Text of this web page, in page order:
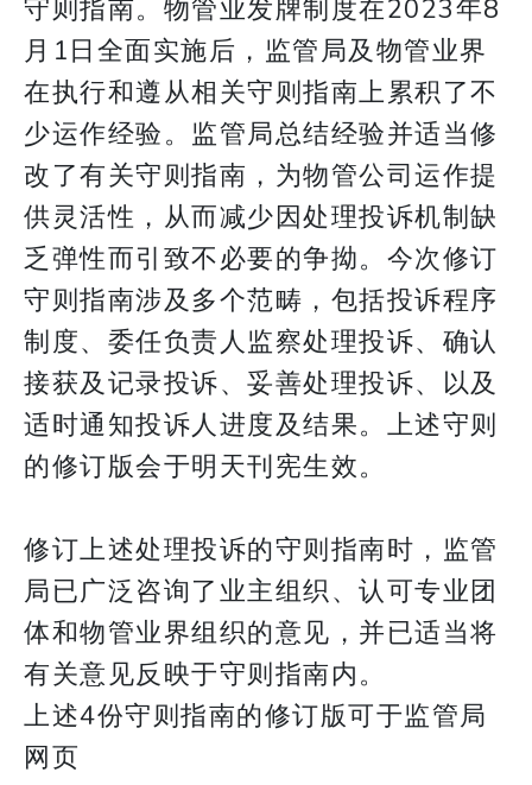
守则指南。物管业发牌制度在2023年8
月1日全面实施后，监管局及物管业界
在执行和遵从相关守则指南上累积了不
少运作经验。监管局总结经验并适当修
改了有关守则指南，为物管公司运作提
供灵活性，从而减少因处理投诉机制缺
乏弹性而引致不必要的争拗。今次修订
守则指南涉及多个范畴，包括投诉程序
制度、委任负责人监察处理投诉、确认
接获及记录投诉、妥善处理投诉、以及
适时通知投诉人进度及结果。上述守则
的修订版会于明天刊宪生效。
修订上述处理投诉的守则指南时，监管
局已广泛咨询了业主组织、认可专业团
体和物管业界组织的意见，并已适当将
有关意见反映于守则指南内。
上述4份守则指南的修订版可于监管局
网页